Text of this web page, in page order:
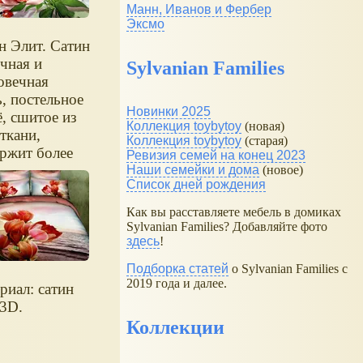
Элит. Сатин
и
постельное
сшитое из
более
и
при этом
вид.
сатин
Манн, Иванов и Фербер
Эксмо
Sylvanian Families
Новинки 2025
Коллекция toybytoy (новая)
Коллекция toybytoy (старая)
Ревизия семей на конец 2023
Наши семейки и дома (новое)
Список дней рождения
Как вы расставляете мебель в домиках
Sylvanian Families? Добавляйте фото
здесь!
Подборка статей о Sylvanian Families с
2019 года и далее.
Коллекции